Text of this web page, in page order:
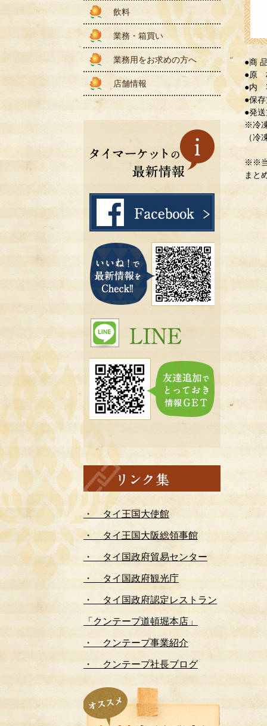
●商
●原
●内
●保
●発
※冷
（冷
※※当
まと
飲料
業務・箱買い
業務用をお求めの方へ
店舗情報
・ タイ王国大使館
・ タイ王国大阪総領事館
・ タイ国政府貿易センター
・ タイ国政府観光庁
・ タイ国政府認定レストラン
「クンテープ道頓堀本店」
・ クンテープ事業紹介
・ クンテープ社長ブログ